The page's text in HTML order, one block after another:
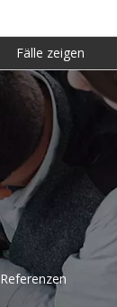
Fälle zeigen
Referenzen